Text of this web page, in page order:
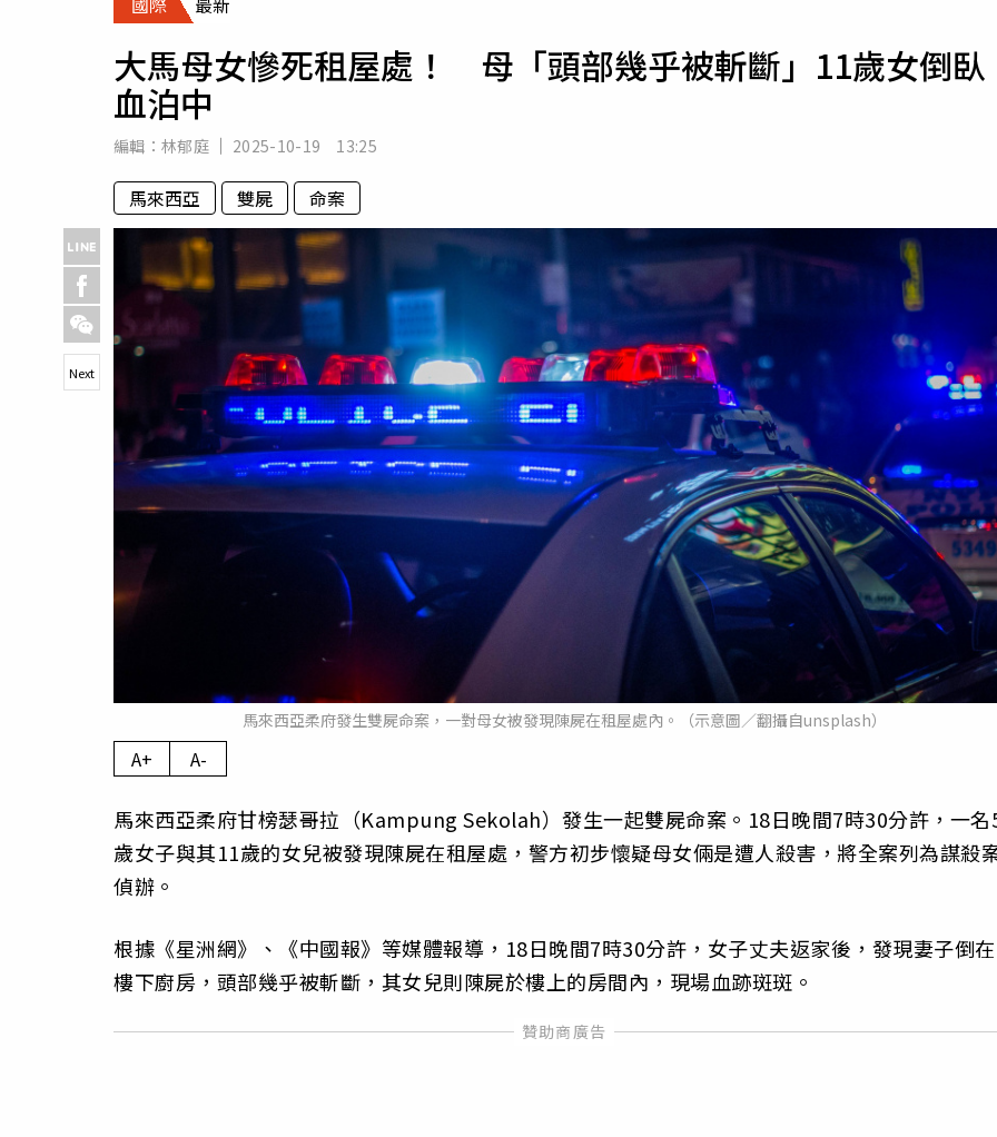
專欄
運勢
大馬母女慘死租屋處！ 母「頭部幾乎被斬斷」11歲女倒臥
血泊中
編輯： 林郁庭 2025-10-19 13:25
馬來西亞 雙屍 命案
馬來西亞柔府發生雙屍命案，一對母女被發現陳屍在租屋處內。（示意圖／翻攝自unsplash）
Next
A+ A-
馬來西亞柔府甘榜瑟哥拉（Kampung Sekolah）發生一起雙屍命案。18日晚間7時30分許，一名
歲女子與其11歲的女兒被發現陳屍在租屋處，警方初步懷疑母女倆是遭人殺害，將全案列為謀殺
偵辦。
根據《星洲網》、《中國報》等媒體報導，18日晚間7時30分許，女子丈夫返家後，發現妻子倒在
樓下廚房，頭部幾乎被斬斷，其女兒則陳屍於樓上的房間內，現場血跡斑斑。